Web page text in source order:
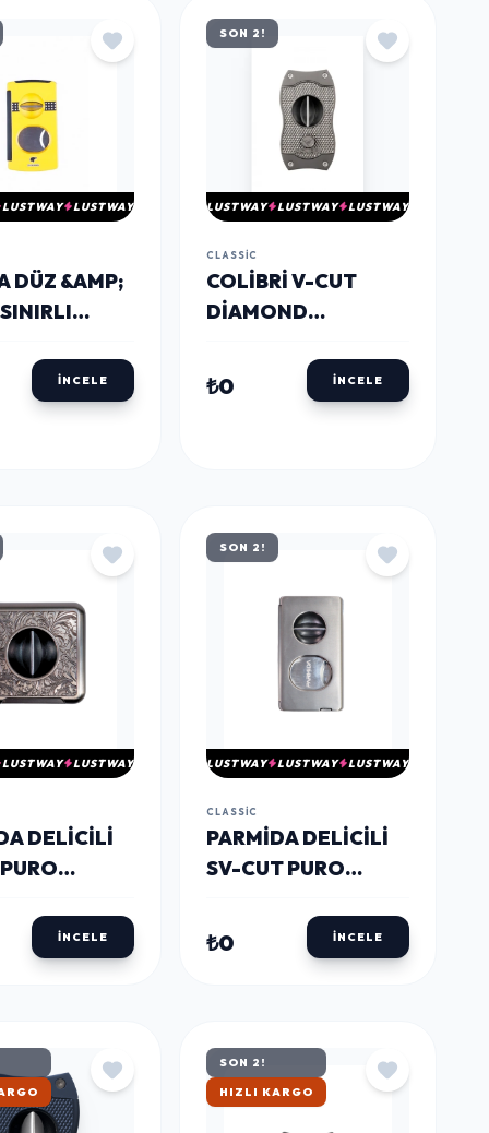
LUSTWAY LUSTWAY
DÜZ &AMP;
KESICI
- PARMIDA
İNCELE
SON 2!
LUSTWAY LUSTWAY LUSTWAY
CLASSIC
COLIBRI V-CUT
DIAMOND
MAKASI KESICI
CU300T33 -
₺0 İNCELE
LUSTWAY LUSTWAY
DELICILI
İNCELE
SON 2!
LUSTWAY LUSTWAY LUSTWAY
CLASSIC
PARMIDA DELICILI
SV-CUT PURO
PARMIDA
₺0 İNCELE
SON 2!
ÇOK SATAN